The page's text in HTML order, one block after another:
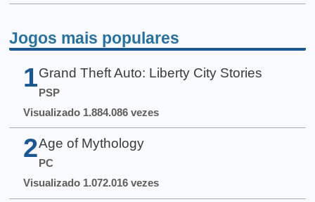
Jogos mais populares
1 Grand Theft Auto: Liberty City Stories
PSP
Visualizado 1.884.086 vezes
2 Age of Mythology
PC
Visualizado 1.072.016 vezes